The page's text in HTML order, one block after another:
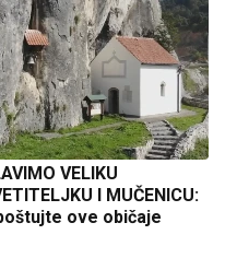
VELIKU
I MUČENICU:
ove običaje